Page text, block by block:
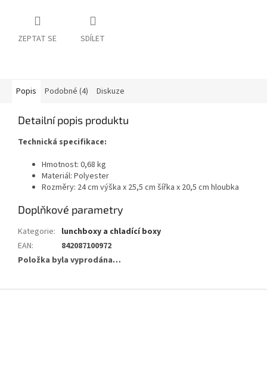
ZEPTAT SE SDÍLET
Popis Podobné (4) Diskuze
Detailní popis produktu
Technická specifikace:
Hmotnost: 0,68 kg
Materiál: Polyester
Rozměry: 24 cm výška x 25,5 cm šířka x 20,5 cm hloubka
Doplňkové parametry
Kategorie: lunchboxy a chladící boxy
EAN:
842087100972
Položka byla vyprodána…